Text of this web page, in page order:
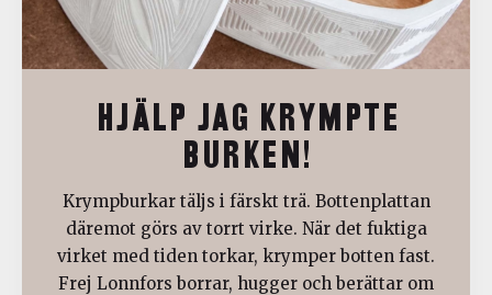
HJÄLP JAG KRYMPTE
BURKEN!
Krympburkar täljs i färskt trä. Bottenplattan
däremot görs av torrt virke. När det fuktiga
virket med tiden torkar, krymper botten fast.
Frej Lonnfors borrar, hugger och berättar om